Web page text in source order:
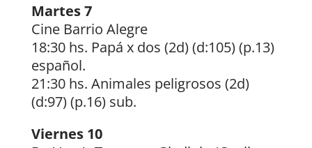
Martes 7
Cine Barrio Alegre
18:30 hs. Papá x dos (2d) (d:105) (p.13)
español.
21:30 hs. Animales peligrosos (2d)
(d:97) (p.16) sub.
Viernes 10